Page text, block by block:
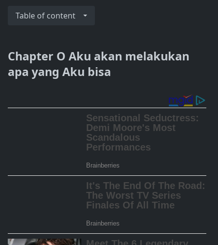
Table of content
Chapter O Aku akan melakukan
apa yang Aku bisa